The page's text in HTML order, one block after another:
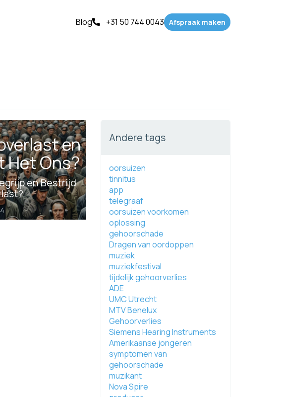
Blog +31 50 744 0043 Afspraak maken
Andere tags
oorsuizen
tinnitus
app
telegraaf
oorsuizen voorkomen
oplossing
gehoorschade
Dragen van oordoppen
muziek
muziekfestival
tijdelijk gehoorverlies
ADE
UMC Utrecht
MTV Benelux
Gehoorverlies
Siemens Hearing Instruments
Amerikaanse jongeren
symptomen van
gehoorschade
muzikant
Nova Spire
en
Het Ons?
en Bestrijd